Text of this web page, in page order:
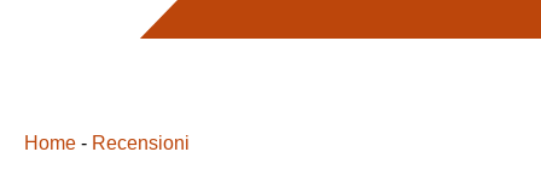
Home - Recensioni